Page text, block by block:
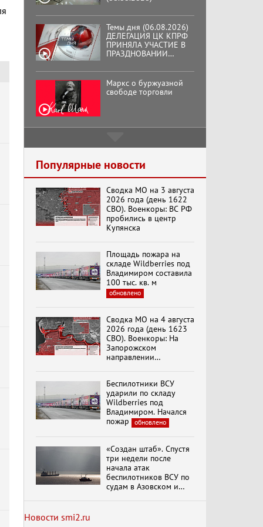
ПРИНЯЛА УЧАСТИЕ В
ПРАЗДНОВАНИИ
ВОСЕМЬДЕСЯТ
ТРЕТЬЕЙ ГОДОВЩИНЫ
ОСВОБОЖДЕНИЯ ОРЛА
ОТ НЕМЕЦКО-
ФАШИСТСКИХ
Маркс о буржуазной
свободе торговли
Подмосковный
«Додоговаривались...»
(11.06.2026)
Бренды Советской
эпохи "Гжель"
Специальный репортаж
«Изменимся или
вымрем»
К ГРАЖДАНАМ
РОССИИ! Обращение
Г.А. Зюганова,
Председателя ЦК
КПРФ Руководителя
РФ (28.07.2026)
фильм "Империализм и
террор"
А.Матвийчук, К.Сивков
(06.08.2026)
Темы дня (06.08.2026)
Популярные новости
Сводка МО на 3 августа
2026 года (день 1622
СВО). Военкоры: ВС РФ
пробились в центр
Купянска
Площадь пожара на
складе Wildberries под
Владимиром составила
100 тыс. кв. м
обновлено
Сводка МО на 4 августа
2026 года (день 1623
СВО). Военкоры: На
Запорожском
направлении
Степногорска
Беспилотники ВСУ
ударили по складу
Wildberries под
Владимиром. Начался
пожар
обновлено
«Создан штаб». Спустя
три недели после
начала атак
беспилотников ВСУ по
судам в Азовском и
Новости smi2.ru